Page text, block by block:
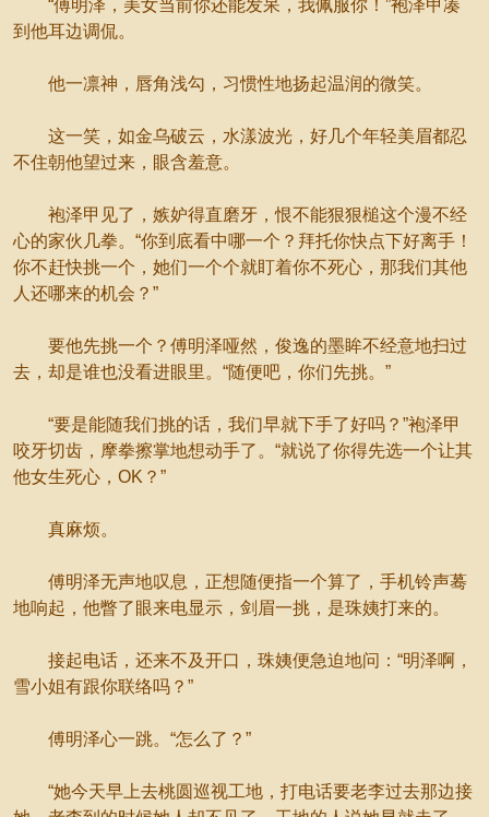
“傅明泽，美女当前你还能发呆，我佩服你！”袍泽甲凑
到他耳边调侃。
他一凛神，唇角浅勾，习惯性地扬起温润的微笑。
这一笑，如金乌破云，水漾波光，好几个年轻美眉都忍
不住朝他望过来，眼含羞意。
袍泽甲见了，嫉妒得直磨牙，恨不能狠狠槌这个漫不经
心的家伙几拳。“你到底看中哪一个？拜托你快点下好离手！
你不赶快挑一个，她们一个个就盯着你不死心，那我们其他
人还哪来的机会？”
要他先挑一个？傅明泽哑然，俊逸的墨眸不经意地扫过
去，却是谁也没看进眼里。“随便吧，你们先挑。”
“要是能随我们挑的话，我们早就下手了好吗？”袍泽甲
咬牙切齿，摩拳擦掌地想动手了。“就说了你得先选一个让其
他女生死心，OK？”
真麻烦。
傅明泽无声地叹息，正想随便指一个算了，手机铃声蓦
地响起，他瞥了眼来电显示，剑眉一挑，是珠姨打来的。
接起电话，还来不及开口，珠姨便急迫地问：“明泽啊，
雪小姐有跟你联络吗？”
傅明泽心一跳。“怎么了？”
“她今天早上去桃圆巡视工地，打电话要老李过去那边接